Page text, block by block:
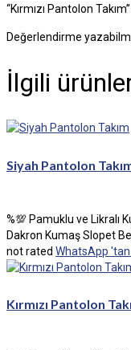
“Kırmızı Pantolon
Değerlendirme
İlgili
Siyah Pantolon
%💯 Pamuklu ve Likralı
Dakron Kumaş Slopet
not rated WhatsApp
Kırmızı Pantolon